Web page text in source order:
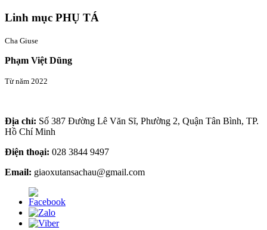
Linh mục PHỤ TÁ
Cha Giuse
Phạm Việt Dũng
Từ năm 2022
Địa chỉ: Số 387 Đường Lê Văn Sĩ, Phường 2, Quận Tân Bình, TP.
Hồ Chí Minh
Điện thoại: 028 3844 9497
Email: giaoxutansachau@gmail.com